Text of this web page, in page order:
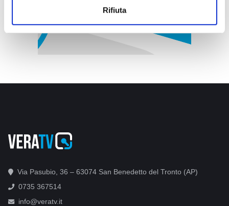
Rifiuta
Via Pasubio, 36 – 63074 San Benedetto del Tronto (AP)
0735 367514
info@veratv.it